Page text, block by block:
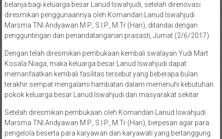
belanja bagi keluarga besar Lanud Iswahjudi, setelah direnovasi
diresmikan penggunaannya oleh Komandan Lanud Iswahjudi
Marsma TNI Andyawan M.P., S.I.P., M.Tr (Han), ditandai dengan
pengguntingan dan penandatanganan prasasti, Jumat (2/6/2017).
Dengan telah diresmikan pembukaan kembali swalayan Yudi Mart
Kosala Niaga, maka keluarga besar Lanud Iswahjudi dapat
memanfaatkan kembali fasilitas tersebut yang beberapa bulan
terakhir sempat mengalami hambatan dalam memenuhi kebutuhan
pokok keluarga besar Lanud Iswahjudi dan masyarakat sekitar.
Setelah diresmikan pembukaan oleh Komandan Lanud Iswahjudi
Marsma TNI Andyawan M.P., S.I.P., M.Tr (Han), berpesan agar para
pengelola beserta para karyawan dan karyawati yang bertanggung